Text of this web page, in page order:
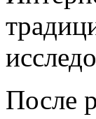
После